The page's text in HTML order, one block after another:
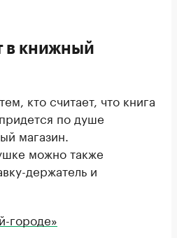
в книжный
кто считает, что книга
по душе
магазин.
можно также
держатель и
городе»